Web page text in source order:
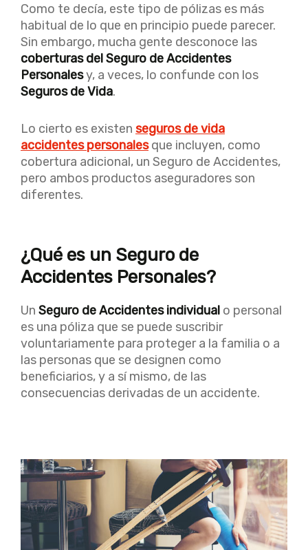
Como te decía, este tipo de pólizas es más
habitual de lo que en principio puede parecer.
Sin embargo, mucha gente desconoce las
coberturas del Seguro de Accidentes
Personalesy, a veces, lo confunde con los
Seguros de Vida.
Lo cierto es existen seguros de vida
accidentes personalesque incluyen, como
cobertura adicional, un Seguro de Accidentes,
pero ambos productos aseguradores son
diferentes.
¿Qué es un Seguro de
Accidentes Personales?
Un Seguro de Accidentes individual o personal
es una póliza que se puede suscribir
voluntariamente para proteger a la familia o a
las personas que se designen como
beneficiarios, y a sí mismo, de las
consecuencias derivadas de un accidente.